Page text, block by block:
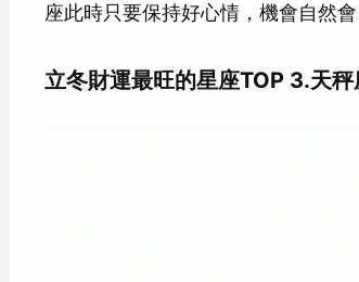
座此時只要保持好心情，機會自然
立冬財運最旺的星座TOP 3.天秤